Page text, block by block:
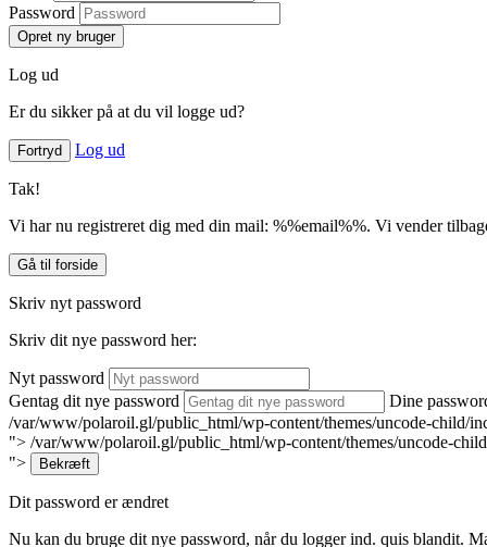
Password
Opret ny bruger
Log ud
Er du sikker på at du vil logge ud?
Fortryd Log ud
Tak!
Vi har nu registreret dig med din mail: %%email%%. Vi vender
Gå til forside
Skriv nyt password
Skriv dit nye password her:
Nyt password
Gentag dit nye password
Dine
/var/www/polaroil.gl/public_html/wp-content/themes/uncode-child/
"> /var/www/polaroil.gl/public_html/wp-content/themes/uncode-
">
Bekræft
Dit password er ændret
Nu kan du bruge dit nye password, når du logger ind. quis blandit.